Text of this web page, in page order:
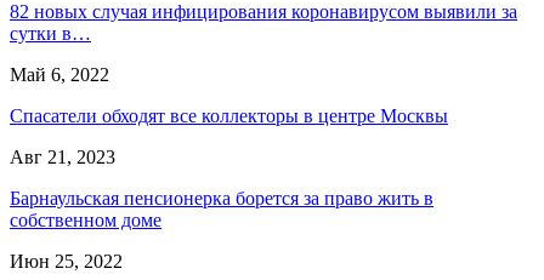
82 новых случая инфицирования коронавирусом выявили за
сутки в…
Май 6, 2022
Спасатели обходят все коллекторы в центре Москвы
Авг 21, 2023
Барнаульская пенсионерка борется за право жить в
собственном доме
Июн 25, 2022